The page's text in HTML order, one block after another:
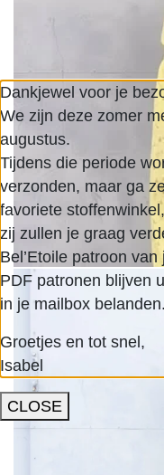
Dankjewel voor je
We zijn deze zomer
augustus.
Tijdens die periode
verzonden, maar ga
favoriete stoffenwinkel,
zij zullen je graag
Bel’Etoile patroon
PDF patronen blijven
in je mailbox belanden.
Groetjes en tot snel,
Isabel
CLOSE